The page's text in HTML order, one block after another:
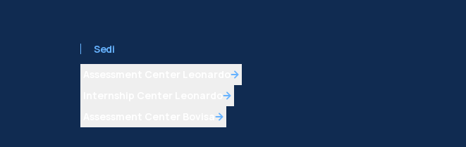
Sedi